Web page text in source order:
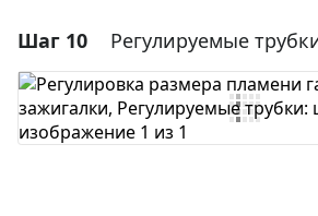
Добавить
Добавить комментарий
Шаг 10 Регулируемые